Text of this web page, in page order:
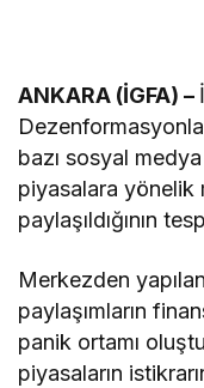
ANKARA (İGFA) –
bazı sosyal
piyasalara yönelik
paylaşıldığının
Merkezden
paylaşımların
panik ortamı
piyasaların